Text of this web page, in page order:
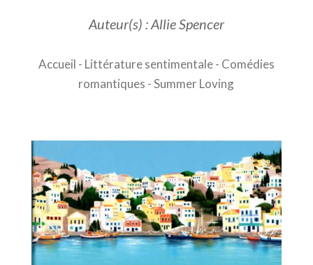
Auteur(s) : Allie Spencer
Accueil - Littérature sentimentale- Comédies
romantiques - Summer Loving